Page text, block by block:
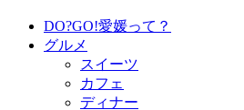
DO?GO!愛媛って？
グルメ
スイーツ
カフェ
ディナー